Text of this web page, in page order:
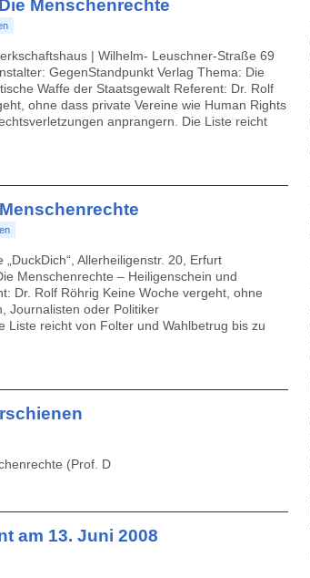
Menschenrechte
| Wilhelm- Leuschner-Straße 69
GegenStandpunkt Verlag Thema: Die
Waffe der Staatsgewalt Referent: Dr. Rolf
ohne dass private Vereine wie Human Rights
anprangern. Die Liste reicht
Allerheiligenstr. 20, Erfurt
Menschenrechte – Heiligenschein und
Dr. Rolf Röhrig Keine Woche vergeht, ohne
Journalisten oder Politiker
reicht von Folter und Wahlbetrug bis zu
(Prof. D
am 13. Juni 2008